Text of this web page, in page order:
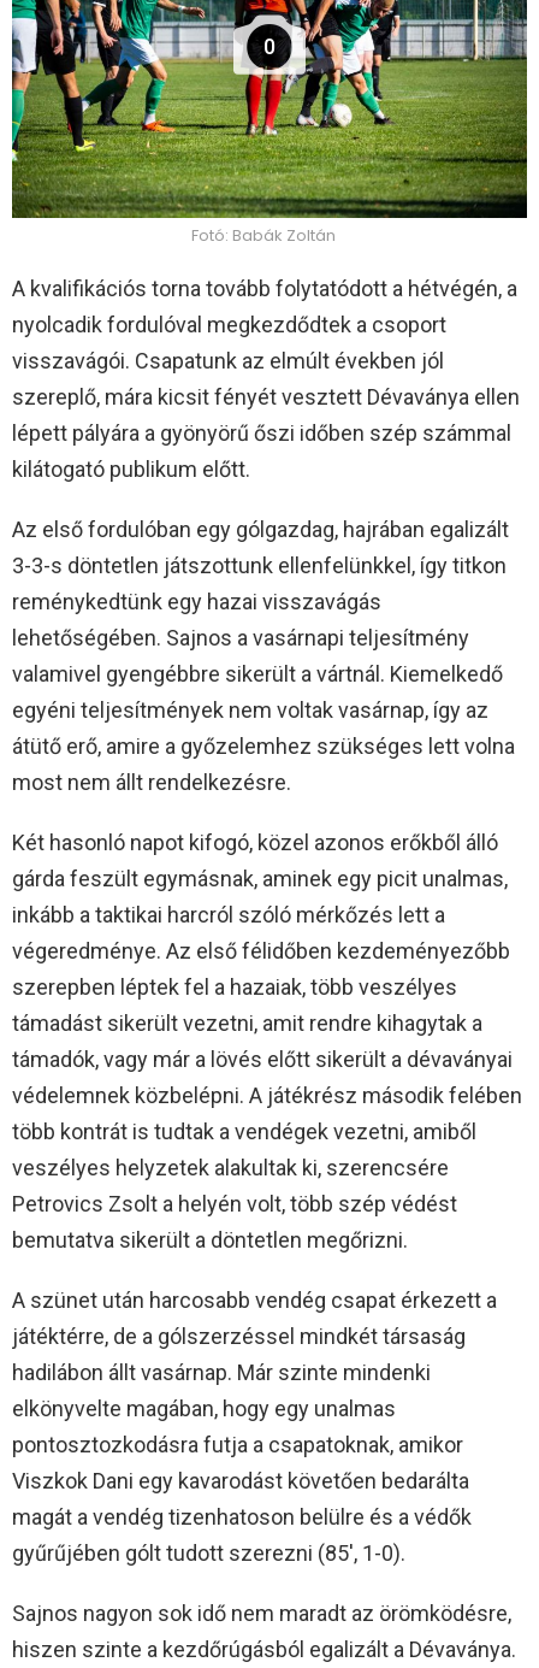
0
Fotó: Babák Zoltán
A kvalifikációs torna tovább folytatódott a hétvégén, a
nyolcadik fordulóval megkezdődtek a csoport
visszavágói. Csapatunk az elmúlt években jól
szereplő, mára kicsit fényét vesztett Dévaványa ellen
lépett pályára a gyönyörű őszi időben szép számmal
kilátogató publikum előtt.
Az első fordulóban egy gólgazdag, hajrában egalizált
3-3-s döntetlen játszottunk ellenfelünkkel, így titkon
reménykedtünk egy hazai visszavágás
lehetőségében. Sajnos a vasárnapi teljesítmény
valamivel gyengébbre sikerült a vártnál. Kiemelkedő
egyéni teljesítmények nem voltak vasárnap, így az
átütő erő, amire a győzelemhez szükséges lett volna
most nem állt rendelkezésre.
Két hasonló napot kifogó, közel azonos erőkből álló
gárda feszült egymásnak, aminek egy picit unalmas,
inkább a taktikai harcról szóló mérkőzés lett a
végeredménye. Az első félidőben kezdeményezőbb
szerepben léptek fel a hazaiak, több veszélyes
támadást sikerült vezetni, amit rendre kihagytak a
támadók, vagy már a lövés előtt sikerült a dévaványai
védelemnek közbelépni. A játékrész második felében
több kontrát is tudtak a vendégek vezetni, amiből
veszélyes helyzetek alakultak ki, szerencsére
Petrovics Zsolt a helyén volt, több szép védést
bemutatva sikerült a döntetlen megőrizni.
A szünet után harcosabb vendég csapat érkezett a
játéktérre, de a gólszerzéssel mindkét társaság
hadilábon állt vasárnap. Már szinte mindenki
elkönyvelte magában, hogy egy unalmas
pontosztozkodásra futja a csapatoknak, amikor
Viszkok Dani egy kavarodást követően bedarálta
magát a vendég tizenhatoson belülre és a védők
gyűrűjében gólt tudott szerezni (85′, 1-0).
Sajnos nagyon sok idő nem maradt az örömködésre,
hiszen szinte a kezdőrúgásból egalizált a Dévaványa.